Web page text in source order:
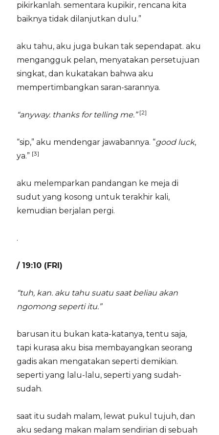
pikirkanlah. sementara kupikir, rencana kita
baiknya tidak dilanjutkan dulu.”
aku tahu, aku juga bukan tak sependapat. aku
mengangguk pelan, menyatakan persetujuan
singkat, dan kukatakan bahwa aku
mempertimbangkan saran-sarannya.
“anyway. thanks for telling me.” [2]
“sip,” aku mendengar jawabannya. “good luck,
ya.” [3]
aku melemparkan pandangan ke meja di
sudut yang kosong untuk terakhir kali,
kemudian berjalan pergi.
.
/ 19:10 (FRI)
“tuh, kan. aku tahu suatu saat beliau akan
ngomong seperti itu.”
barusan itu bukan kata-katanya, tentu saja,
tapi kurasa aku bisa membayangkan seorang
gadis akan mengatakan seperti demikian.
seperti yang lalu-lalu, seperti yang sudah-
sudah.
saat itu sudah malam, lewat pukul tujuh, dan
aku sedang makan malam sendirian di sebuah